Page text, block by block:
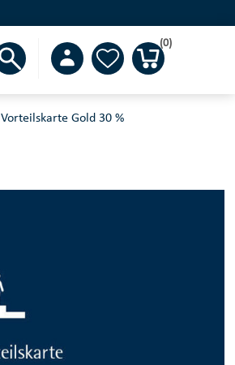
(0)
Vorteilskarte Gold 30 %